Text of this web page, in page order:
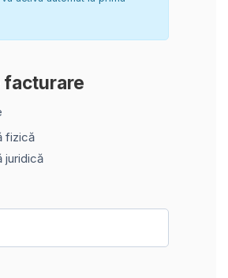
facturare
fizică
juridică